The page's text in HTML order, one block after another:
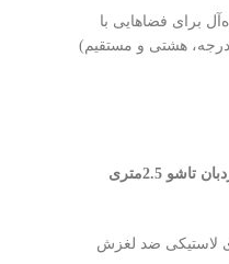
برای فضاهایی با
درجه، هشتی و مستقیم)
نردبان تاشو 2.5متری
لاستیکی ضد لغزش